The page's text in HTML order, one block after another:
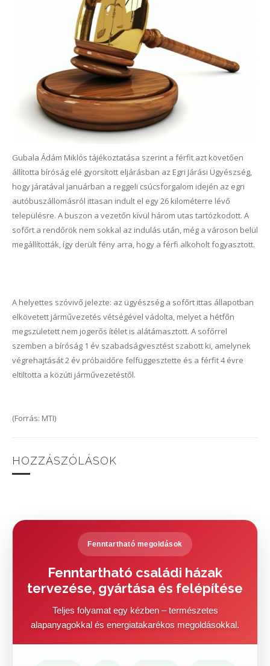
Gubala Ádám Miklós tájékoztatása szerint a férfit azt követően
állította bíróság elé gyorsított eljárásban az Egri Járási Ügyészség,
hogy járatával januárban a reggeli csúcsforgalom idején az egri
autóbuszállomásról ittasan indult el egy 26 kilométerre lévő
településre. A buszon a vezetőn kívül három utas tartózkodott. A
sofőrt a rendőrök nem sokkal az indulás után, még a városon belül
megállították, így derült fény arra, hogy a férfi alkoholt fogyasztott.
A helyettes szóvivő jelezte: az ügyészség a sofőrt ittas állapotban
elkövetett járművezetés vétségével vádolta, melyet a hétfőn
megszületett nem jogerős ítélet is alátámasztott. A sofőrrel
szemben a bíróság 1 év szabadságvesztést szabott ki, amelynek
végrehajtását 2 év próbaidőre felfüggesztette és a férfit 4 évre
eltiltotta a közúti járművezetéstől.
(Forrás: MTI)
HOZZÁSZÓLÁSOK
Fenntartható megoldások
Fenntartható családi házak
tervezése, gyártása és felépítése
Teljes folyamat egy kézben – természetes
alapanyagokkal és energiatakarékos megoldásokkal.